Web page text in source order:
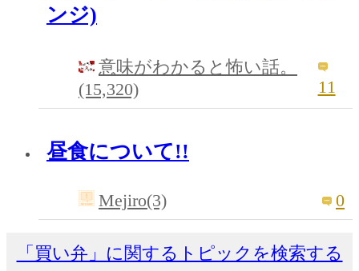
ンジ)
意味がわかると怖い話。
(15,320)
11
昼食について!!
Mejiro(3) 0
「買い弁」に関するトピックを検索する